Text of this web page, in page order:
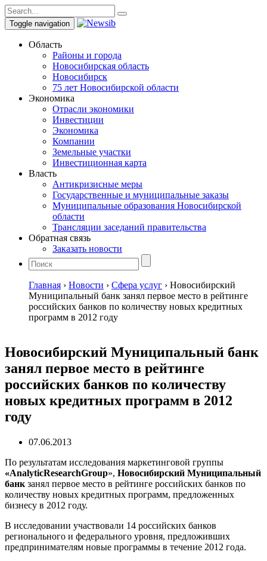
Toggle navigation
Область
Районы и города
Новосибирская область
Новосибирск
75 лет Новосибирской области
Экономика
Отрасли экономики
Инвестиции
Экономика
Компании
Земельные участки
Инвестиционная карта
Власть
Антикризисные меры
Государственные и муниципальные заказы
Муниципальные образования Новосибирской
области
Трансляции заседаний правительства
Обратная связь
Заказать новости
Главная › Новости › Сфера услуг › Новосибирский
Муниципальный банк занял первое место в рейтинге
российских банков по количеству новых кредитных
программ в 2012 году
Новосибирский Муниципальный банк
занял первое место в рейтинге
российских банков по количеству
новых кредитных программ в 2012
году
07.06.2013
По результатам исследования маркетинговой группы
«AnalyticResearchGroup», Новосибирский Муниципальный
банк занял первое место в рейтинге российских банков по
количеству новых кредитных программ, предложенных
бизнесу в 2012 году.
В исследовании участвовали 14 российских банков
регионального и федерального уровня, предложивших
предпринимателям новые программы в течение 2012 года.